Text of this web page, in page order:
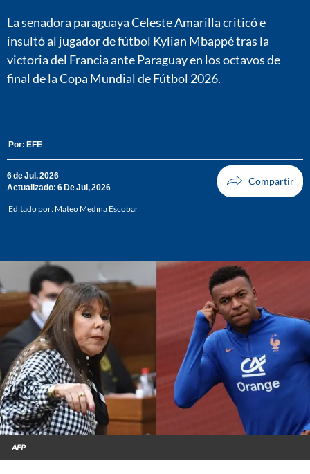
La senadora paraguaya Celeste Amarilla criticó e
insultó al jugador de fútbol Kylian Mbappé tras la
victoria del Francia ante Paraguay en los octavos de
final de la Copa Mundial de Fútbol 2026.
Por: EFE
6 de Jul, 2026
Actualizado: 6 De Jul, 2026
Editado por: Mateo Medina Escobar
AFP